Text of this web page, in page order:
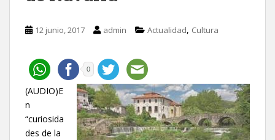
12 junio, 2017 admin Actualidad, Cultura
0
(AUDIO)E
n
“curiosida
des de la